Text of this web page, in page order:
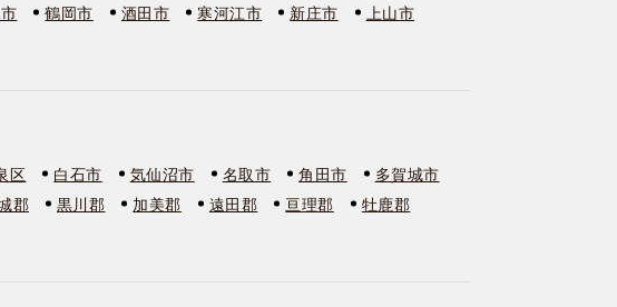
鶴岡市 酒田市 寒河江市 新庄市
上山市
区 白石市 気仙沼市 名取市 角田市
多賀城市
郡 黒川郡 加美郡 遠田郡 亘理郡
牡鹿郡